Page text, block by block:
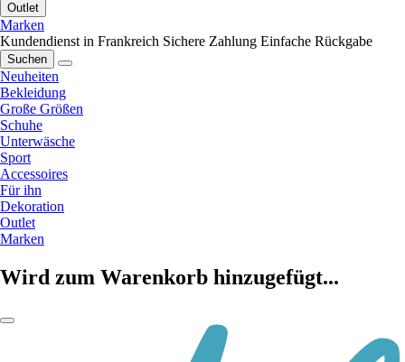
Outlet
Marken
Kundendienst in Frankreich Sichere Zahlung Einfache Rückgabe
Suchen
Neuheiten
Bekleidung
Große Größen
Schuhe
Unterwäsche
Sport
Accessoires
Für ihn
Dekoration
Outlet
Marken
Wird zum Warenkorb hinzugefügt...